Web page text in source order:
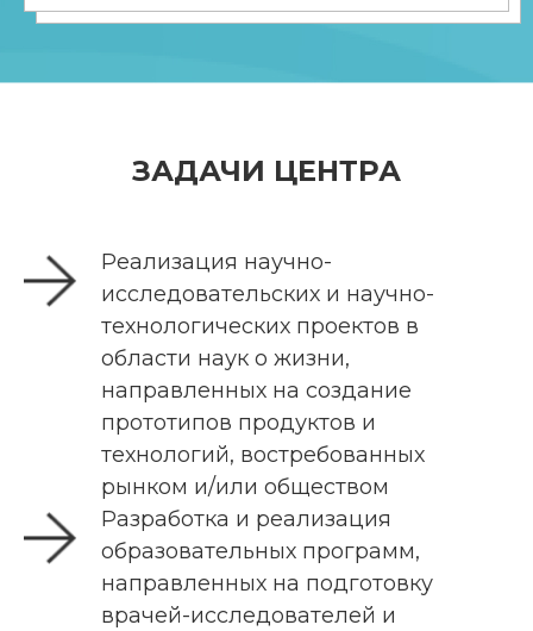
ЗАДАЧИ ЦЕНТРА
Реализация научно-
исследовательских и научно-
технологических проектов в
области наук о жизни,
направленных на создание
прототипов продуктов и
технологий, востребованных
рынком и/или обществом
Разработка и реализация
образовательных программ,
направленных на подготовку
врачей-исследователей и